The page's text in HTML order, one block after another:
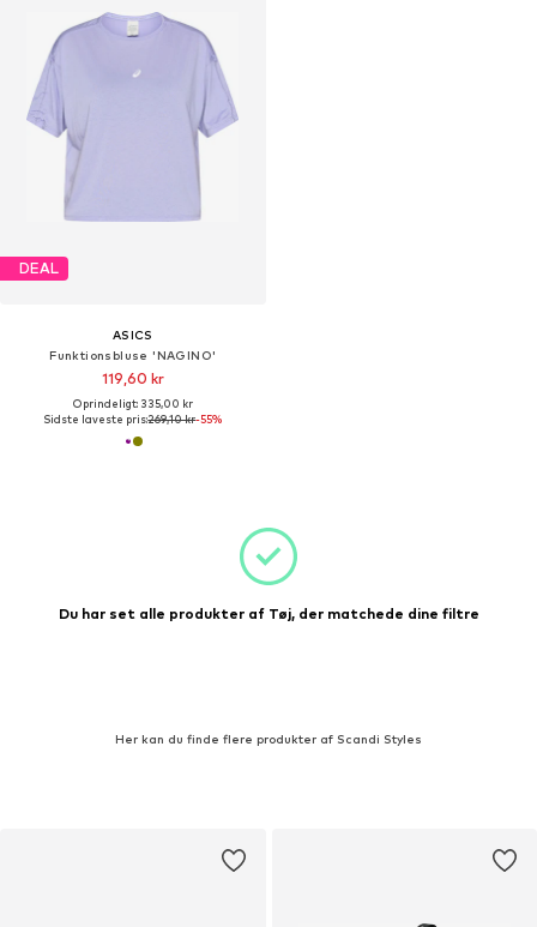
DEAL
ASICS
Funktionsbluse 'NAGINO'
119,60 kr
Oprindeligt: 335,00 kr
Sidste laveste pris:269,10 kr-55%
Du har set alle produkter af Tøj, der matchede dine filtre
Her kan du finde flere produkter af Scandi Styles